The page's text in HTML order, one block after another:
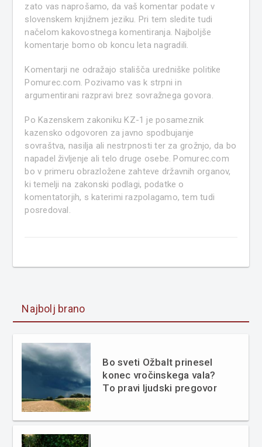
zato vas naprošamo, da vaš komentar podate v
slovenskem knjižnem jeziku. Pri tem sledite tudi
načelom kakovostnega komentiranja. Najboljše
komentarje bomo ob koncu leta nagradili.
Komentarji ne odražajo stališča uredniške politike
Pomurec.com. Pozivamo vas k strpni in
argumentirani razpravi brez sovražnega govora.
Po Kazenskem zakoniku KZ-1 je posameznik
kazensko odgovoren za javno spodbujanje
sovraštva, nasilja ali nestrpnosti ter za grožnjo, da bo
napadel življenje ali telo druge osebe. Pomurec.com
bo v primeru obrazložene zahteve državnih organov,
ki temelji na zakonski podlagi, podatke o
komentatorjih, s katerimi razpolagamo, tem tudi
posredoval.
Najbolj brano
Bo sveti Ožbalt prinesel
konec vročinskega vala?
To pravi ljudski pregovor